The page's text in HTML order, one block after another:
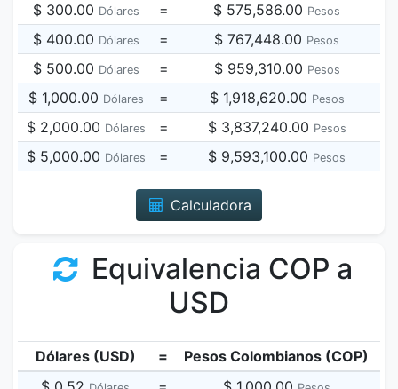
$ 300.00 Dólares = $ 575,586.00 Pesos
$ 400.00 Dólares = $ 767,448.00 Pesos
$ 500.00 Dólares = $ 959,310.00 Pesos
$ 1,000.00 Dólares = $ 1,918,620.00 Pesos
$ 2,000.00 Dólares = $ 3,837,240.00 Pesos
$ 5,000.00 Dólares = $ 9,593,100.00 Pesos
Calculadora
Equivalencia COP a
USD
Dólares (USD) =
Pesos Colombianos (COP)